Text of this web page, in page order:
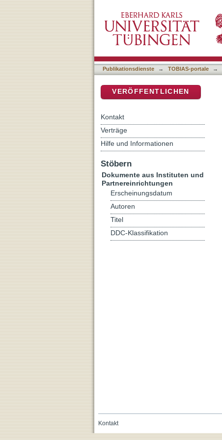
Publikationsdienste → TOBIAS-portale →
VERÖFFENTLICHEN
Kontakt
Verträge
Hilfe und Informationen
Stöbern
Dokumente aus Instituten und
Partnereinrichtungen
Erscheinungsdatum
Autoren
Titel
DDC-Klassifikation
Kontakt